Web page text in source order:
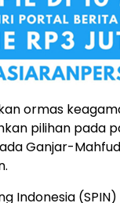
ormas
pilihan pada
Ganjar-
Indonesia